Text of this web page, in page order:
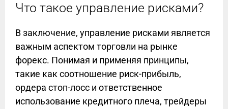
Что такое управление рисками?
В заключение, управление рисками является
важным аспектом торговли на рынке
форекс. Понимая и применяя принципы,
такие как соотношение риск-прибыль,
ордера стоп-лосс и ответственное
использование кредитного плеча, трейдеры